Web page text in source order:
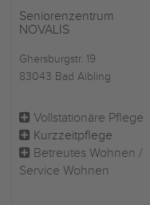
Seniorenzentrum
NOVALIS
Ghersburgstr. 19
83043 Bad Aibling
Vollstationäre Pflege
Kurzzeitpflege
Betreutes Wohnen /
Service Wohnen